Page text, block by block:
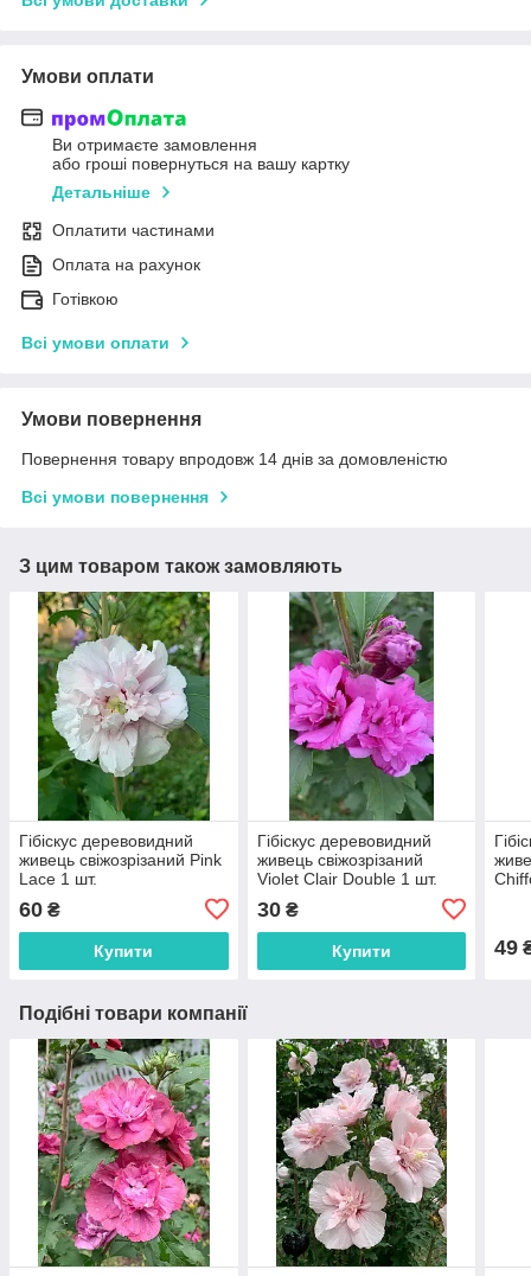
Умови оплати
Ви отримаєте замовлення
або гроші повернуться на вашу картку
Детальніше
Оплатити частинами
Оплата на рахунок
Готівкою
Всі умови оплати
Умови повернення
Повернення товару впродовж 14 днів за домовленістю
Всі умови повернення
З цим товаром також замовляють
Гібіскус деревовидний
живець свіжозрізаний Pink
Lace 1 шт.
60 ₴
Купити
Гібіскус деревовидний
живець свіжозрізаний
Violet Clair Doublе 1 шт.
30₴
Купити 49
Подібні товари компанії